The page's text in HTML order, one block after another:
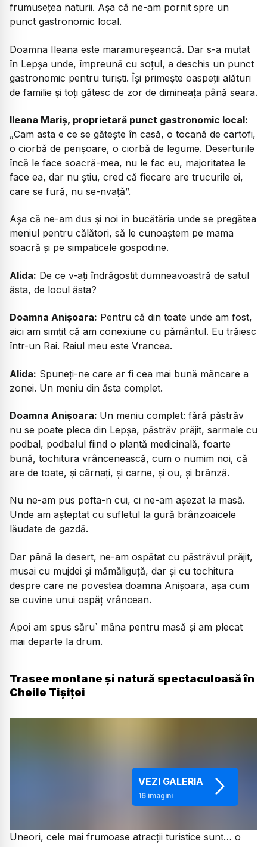
frumusețea naturii. Așa că ne-am pornit spre un
punct gastronomic local.
Doamna Ileana este maramureșeancă. Dar s-a mutat
în Lepșa unde, împreună cu soțul, a deschis un punct
gastronomic pentru turiști. Își primește oaspeții alături
de familie și toți gătesc de zor de dimineața până seara.
Ileana Mariș, proprietară punct gastronomic local:
„Cam asta e ce se gătește în casă, o tocană de cartofi,
o ciorbă de perișoare, o ciorbă de legume. Deserturile
încă le face soacră-mea, nu le fac eu, majoritatea le
face ea, dar nu știu, cred că fiecare are trucurile ei,
care se fură, nu se-nvață”.
Așa că ne-am dus și noi în bucătăria unde se pregătea
meniul pentru călători, să le cunoaștem pe mama
soacră și pe simpaticele gospodine.
Alida: De ce v-ați îndrăgostit dumneavoastră de satul
ăsta, de locul ăsta?
Doamna Anișoara: Pentru că din toate unde am fost,
aici am simțit că am conexiune cu pământul. Eu trăiesc
într-un Rai. Raiul meu este Vrancea.
Alida: Spuneți-ne care ar fi cea mai bună mâncare a
zonei. Un meniu din ăsta complet.
Doamna Anișoara: Un meniu complet: fără păstrăv
nu se poate pleca din Lepșa, păstrăv prăjit, sarmale cu
podbal, podbalul fiind o plantă medicinală, foarte
bună, tochitura vrâncenească, cum o numim noi, că
are de toate, și cârnați, și carne, și ou, și brânză.
Nu ne-am pus pofta-n cui, ci ne-am așezat la masă.
Unde am așteptat cu sufletul la gură brânzoaicele
lăudate de gazdă.
Dar până la desert, ne-am ospătat cu păstrăvul prăjit,
musai cu mujdei și mămăliguță, dar și cu tochitura
despre care ne povestea doamna Anișoara, așa cum
se cuvine unui ospăț vrâncean.
Apoi am spus săru` mâna pentru masă și am plecat
mai departe la drum.
Trasee montane și natură spectaculoasă în
Cheile Tișiței
VEZI GALERIA
16imagini
Uneori, cele mai frumoase atracții turistice sunt… o